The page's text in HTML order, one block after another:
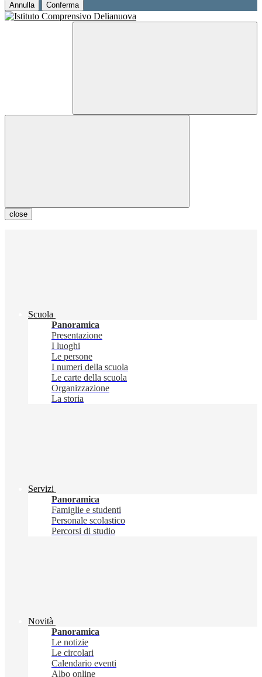
Annulla Conferma
close
Scuola
Panoramica
Presentazione
I luoghi
Le persone
I numeri della scuola
Le carte della scuola
Organizzazione
La storia
Servizi
Panoramica
Famiglie e studenti
Personale scolastico
Percorsi di studio
Novità
Panoramica
Le notizie
Le circolari
Calendario eventi
Albo online